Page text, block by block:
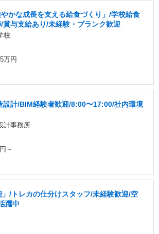
やかな成長を支える給食づくり」/学校給食
賞与支給あり/未経験・ブランク歓迎
校
万円
設計/BIM経験者歓迎/8:00〜17:00/社内環境
計事務所
～
」/トレカの仕分けスタッフ/未経験歓迎/空
躍中